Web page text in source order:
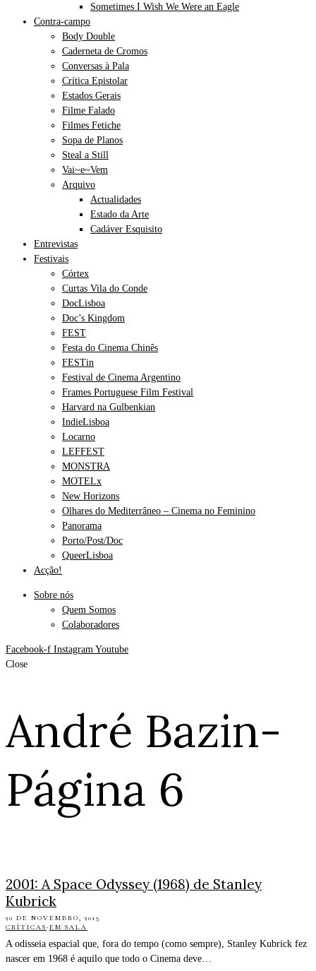
Sometimes I Wish We Were an Eagle
Contra-campo
Body Double
Caderneta de Cromos
Conversas à Pala
Crítica Epistolar
Estados Gerais
Filme Falado
Filmes Fetiche
Sopa de Planos
Steal a Still
Vai~e~Vem
Arquivo
Actualidades
Estado da Arte
Cadáver Esquisito
Entrevistas
Festivais
Córtex
Curtas Vila do Conde
DocLisboa
Doc’s Kingdom
FEST
Festa do Cinema Chinês
FESTin
Festival de Cinema Argentino
Frames Portuguese Film Festival
Harvard na Gulbenkian
IndieLisboa
Locarno
LEFFEST
MONSTRA
MOTELx
New Horizons
Olhares do Mediterrâneo – Cinema no Feminino
Panorama
Porto/Post/Doc
QueerLisboa
Acção!
Sobre nós
Quem Somos
Colaboradores
Facebook-f Instagram Youtube
Close
André Bazin-
Página 6
2001: A Space Odyssey (1968) de Stanley
Kubrick
20 DE NOVEMBRO, 2013
CRÍTICAS·EM SALA
A odisseia espacial que, fora do tempo (como sempre), Stanley Kubrick fez
nascer em 1968 é aquilo que todo o Cinema deve…